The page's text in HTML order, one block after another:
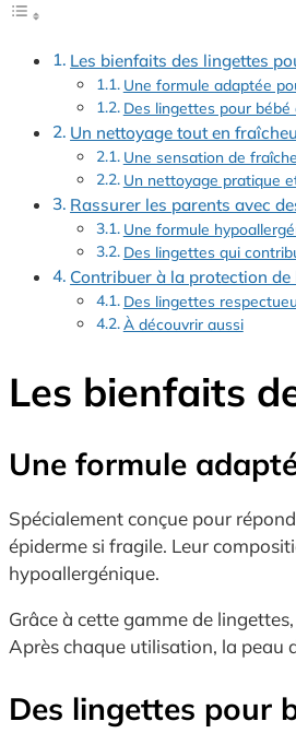
Les bienfaits des lingettes
Une formule adaptée
Des lingettes pour
Un nettoyage tout en
Une sensation de
Un nettoyage pratique
Rassurer les parents avec
Une formule
Des lingettes qui
Contribuer à la protection de
Des lingettes
À découvrir aussi
Les bienfaits
Une formule
Spécialement conçue pour
épiderme si fragile. Leur
hypoallergénique.
Grâce à cette gamme de
Après chaque utilisation, la peau
Des lingettes pour